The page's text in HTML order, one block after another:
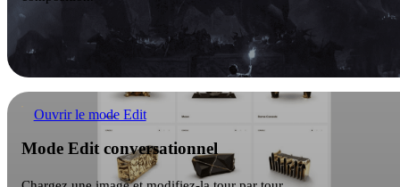
Mode Edit conversationnel
Ouvrir le mode Edit
Mode Edit conversationnel